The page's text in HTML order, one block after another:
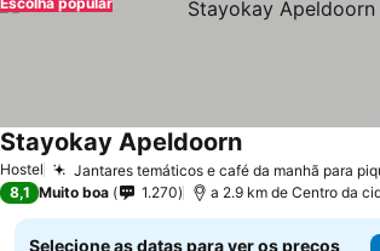
Hostel Jantares temáticos e café da manhã para
Stayokay Apeldoorn
8,1 Muito boa 1.270 a 2.9 km de Centro da
Selecione as datas para ver os preços